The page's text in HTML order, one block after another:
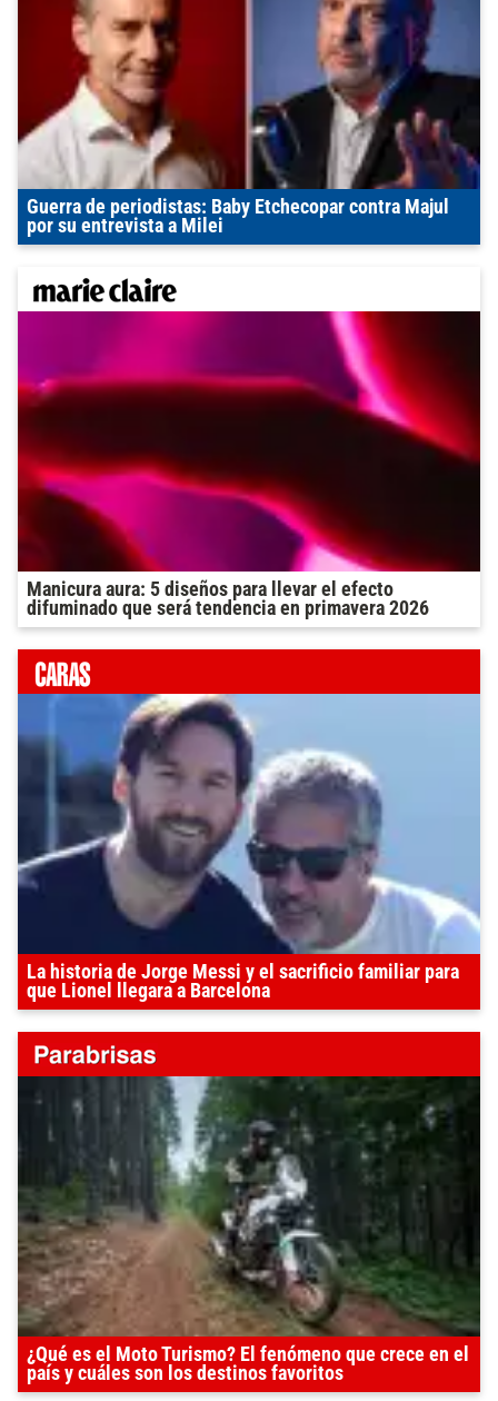
Guerra de periodistas: Baby Etchecopar contra Majul
por su entrevista a Milei
Manicura aura: 5 diseños para llevar el efecto
difuminado que será tendencia en primavera 2026
La historia de Jorge Messi y el sacrificio familiar para
que Lionel llegara a Barcelona
¿Qué es el Moto Turismo? El fenómeno que crece en el
país y cuáles son los destinos favoritos